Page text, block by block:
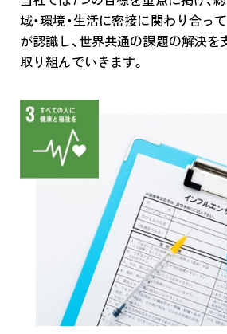
域・環境・生活に密接に関わり合っ
が認識し、世界共通の課題の解決
取り組んでいきます。